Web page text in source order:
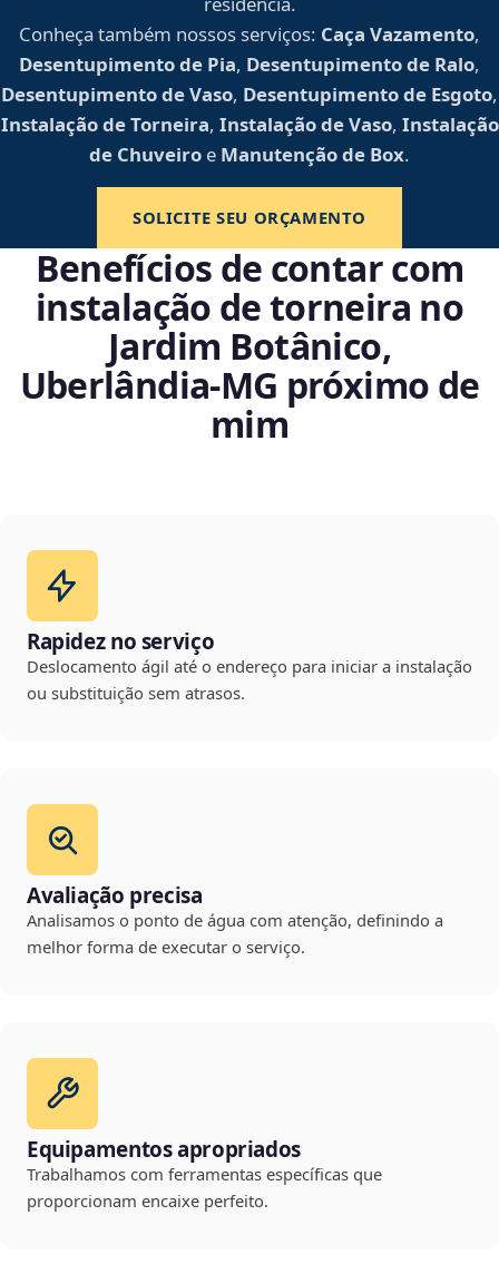
Conheça também nossos serviços: Caça Vazamento,
Desentupimento de Pia, Desentupimento de Ralo,
Desentupimento de Vaso, Desentupimento de Esgoto,
Instalação de Torneira, Instalação de Vaso, Instalação
de Chuveiro e Manutenção de Box.
SOLICITE SEU ORÇAMENTO
Benefícios de contar com
instalação de torneira no
Jardim Botânico,
Uberlândia‑MG próximo de
mim
Rapidez no serviço
Deslocamento ágil até o endereço para iniciar a instalação
ou substituição sem atrasos.
Avaliação precisa
Analisamos o ponto de água com atenção, definindo a
melhor forma de executar o serviço.
Equipamentos apropriados
Trabalhamos com ferramentas específicas que
proporcionam encaixe perfeito.